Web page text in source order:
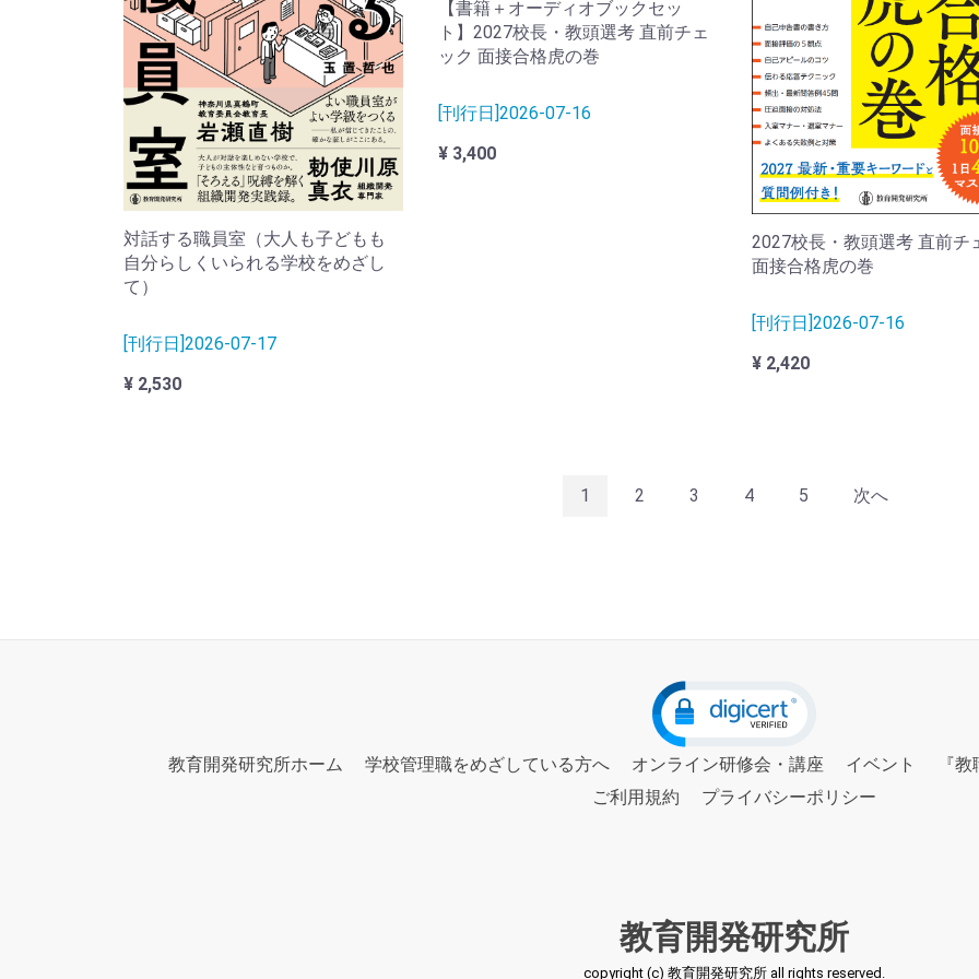
対話する職員室（大人も子どもも
自分らしくいられる学校をめざし
て）
[刊行日]2026-07-17
¥ 2,530
【書籍＋オーディオブックセッ
ト】2027校長・教頭選考 直前チェ
ック 面接合格虎の巻
[刊行日]2026-07-16
¥ 3,400
2027校長・教頭選考 直前チ
面接合格虎の巻
[刊行日]2026-07-16
¥ 2,420
1 2 3 4 5 次へ
教育開発研究所ホーム 学校管理職をめざしている方へ オンライン研修会・講座 イベント
『
ご利用規約
プライバシーポリシー
教育開発研究所
copyright (c) 教育開発研究所 all rights reserved.